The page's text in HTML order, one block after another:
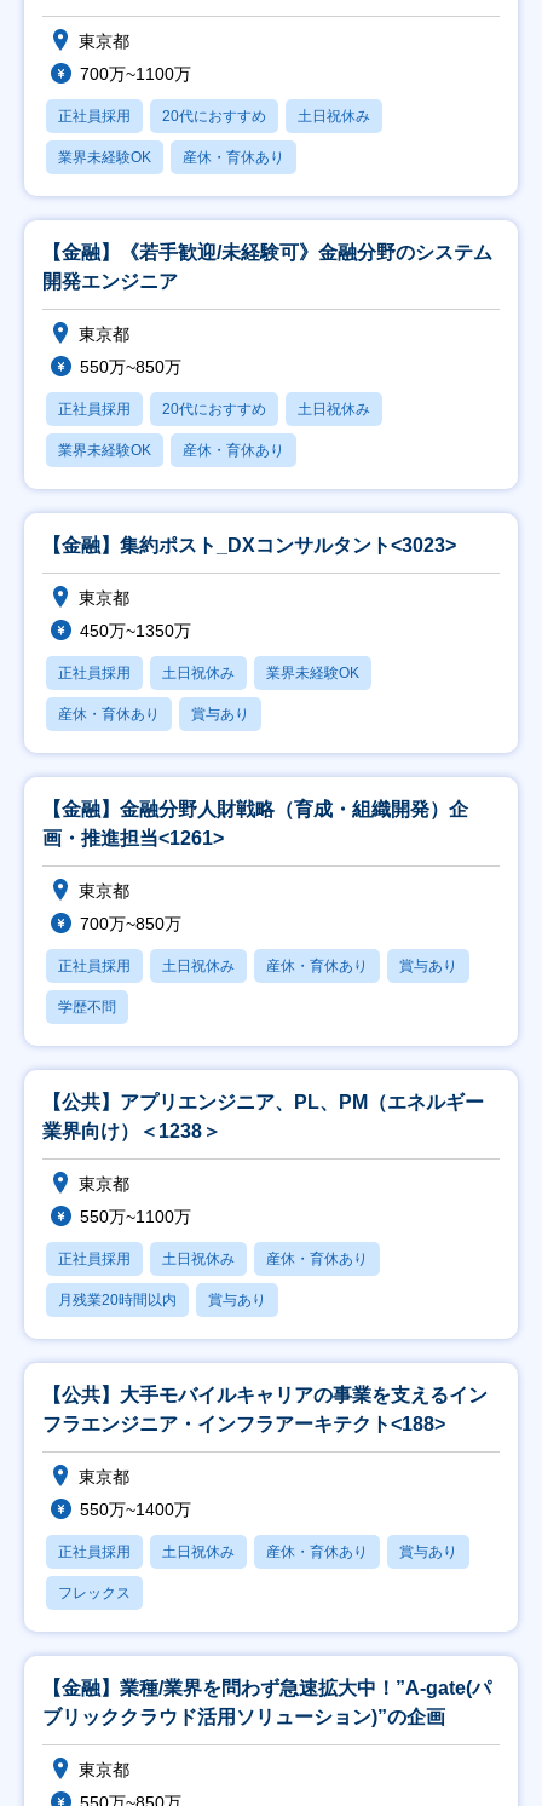
東京都
700万~1100万
正社員採用 20代におすすめ 土日祝休み
業界未経験OK 産休・育休あり
【金融】《若手歓迎/未経験可》金融分野のシステム
開発エンジニア
東京都
550万~850万
正社員採用 20代におすすめ 土日祝休み
業界未経験OK 産休・育休あり
【金融】集約ポスト_DXコンサルタント<3023>
東京都
450万~1350万
正社員採用 土日祝休み 業界未経験OK
産休・育休あり 賞与あり
【金融】金融分野人財戦略（育成・組織開発）企
画・推進担当<1261>
東京都
700万~850万
正社員採用 土日祝休み 産休・育休あり 賞与あり
学歴不問
【公共】アプリエンジニア、PL、PM（エネルギー
業界向け）＜1238＞
東京都
550万~1100万
正社員採用 土日祝休み 産休・育休あり
月残業20時間以内 賞与あり
【公共】大手モバイルキャリアの事業を支えるイン
フラエンジニア・インフラアーキテクト<188>
東京都
550万~1400万
正社員採用 土日祝休み 産休・育休あり 賞与あり
フレックス
【金融】業種/業界を問わず急速拡大中！”A-gate(パ
ブリッククラウド活用ソリューション)”の企画
東京都